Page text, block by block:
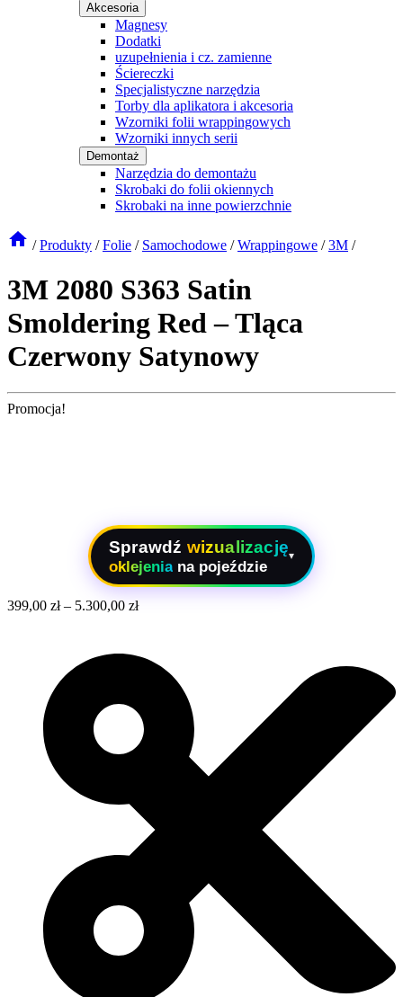
Akcesoria
Magnesy
Dodatki
uzupełnienia i cz. zamienne
Ściereczki
Specjalistyczne narzędzia
Torby dla aplikatora i akcesoria
Wzorniki folii wrappingowych
Wzorniki innych serii
Demontaż
Narzędzia do demontażu
Skrobaki do folii okiennych
Skrobaki na inne powierzchnie
/ Produkty / Folie / Samochodowe / Wrappingowe / 3M /
3M 2080 S363 Satin
Smoldering Red – Tląca
Czerwony Satynowy
Promocja!
Sprawdź wizualizację
oklejenia na pojeździe
▾
399,00 zł– 5.300,00 zł